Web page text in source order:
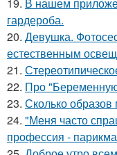
гардероба.
20. Девушка.
естественным
21.
22. Про
23. Сколько образов
24. "Меня часто
профессия -